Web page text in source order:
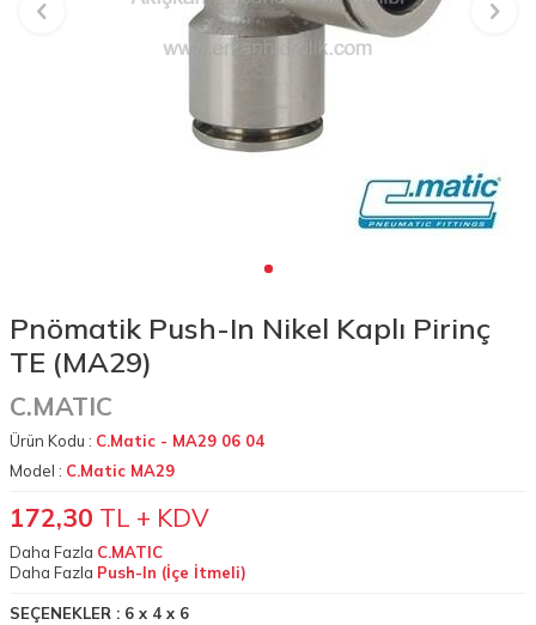
Pnömatik Push-In Nikel Kaplı Pirinç
TE (MA29)
C.MATIC
Ürün Kodu : C.Matic - MA29 06 04
Model : C.Matic MA29
172,30 TL + KDV
Daha Fazla C.MATIC
Daha Fazla Push-In (İçe İtmeli)
SEÇENEKLER : 6 x 4 x 6